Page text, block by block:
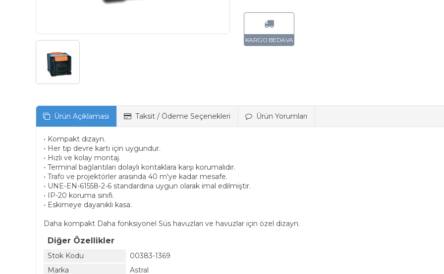
Ürün Açıklaması Taksit / Ödeme Seçenekleri Ürün Yorumları
• Kompakt dizayn.
• Her tip devre kartı için uygundur.
• Hızlı ve kolay montaj.
• Terminal bağlantıları dolaylı kontaklara karşı korumalıdır.
• Trafo ve projektörler arasında 40 m'ye kadar mesafe.
• UNE-EN-61558-2-6 standardına uygun olarak imal edilmiştir.
• IP-20 koruma sınıfı.
• Eskimeye dayanıklı kasa.
Daha kompakt Daha fonksiyonel Süs havuzları ve havuzlar için özel dizayn.
Diğer Özellikler
Stok Kodu
00383-1369
Marka
Astral